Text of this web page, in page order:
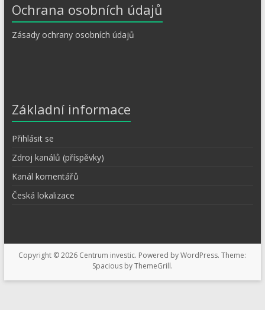
Ochrana osobních údajů
Zásady ochrany osobních údajů
Základní informace
Přihlásit se
Zdroj kanálů (příspěvky)
Kanál komentářů
Česká lokalizace
Copyright © 2026 Centrum investic. Powered byWordPress. Theme:
Spacious byThemeGrill.